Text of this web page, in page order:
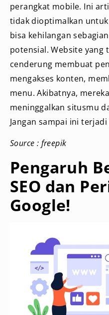
perangkat mobile. Ini
tidak dioptimalkan
bisa kehilangan
potensial. Website yang
cenderung membuat
mengakses konten,
menu. Akibatnya,
meninggalkan situsmu
Jangan sampai ini
Source : freepik
Pengaruh
SEO dan
Google!